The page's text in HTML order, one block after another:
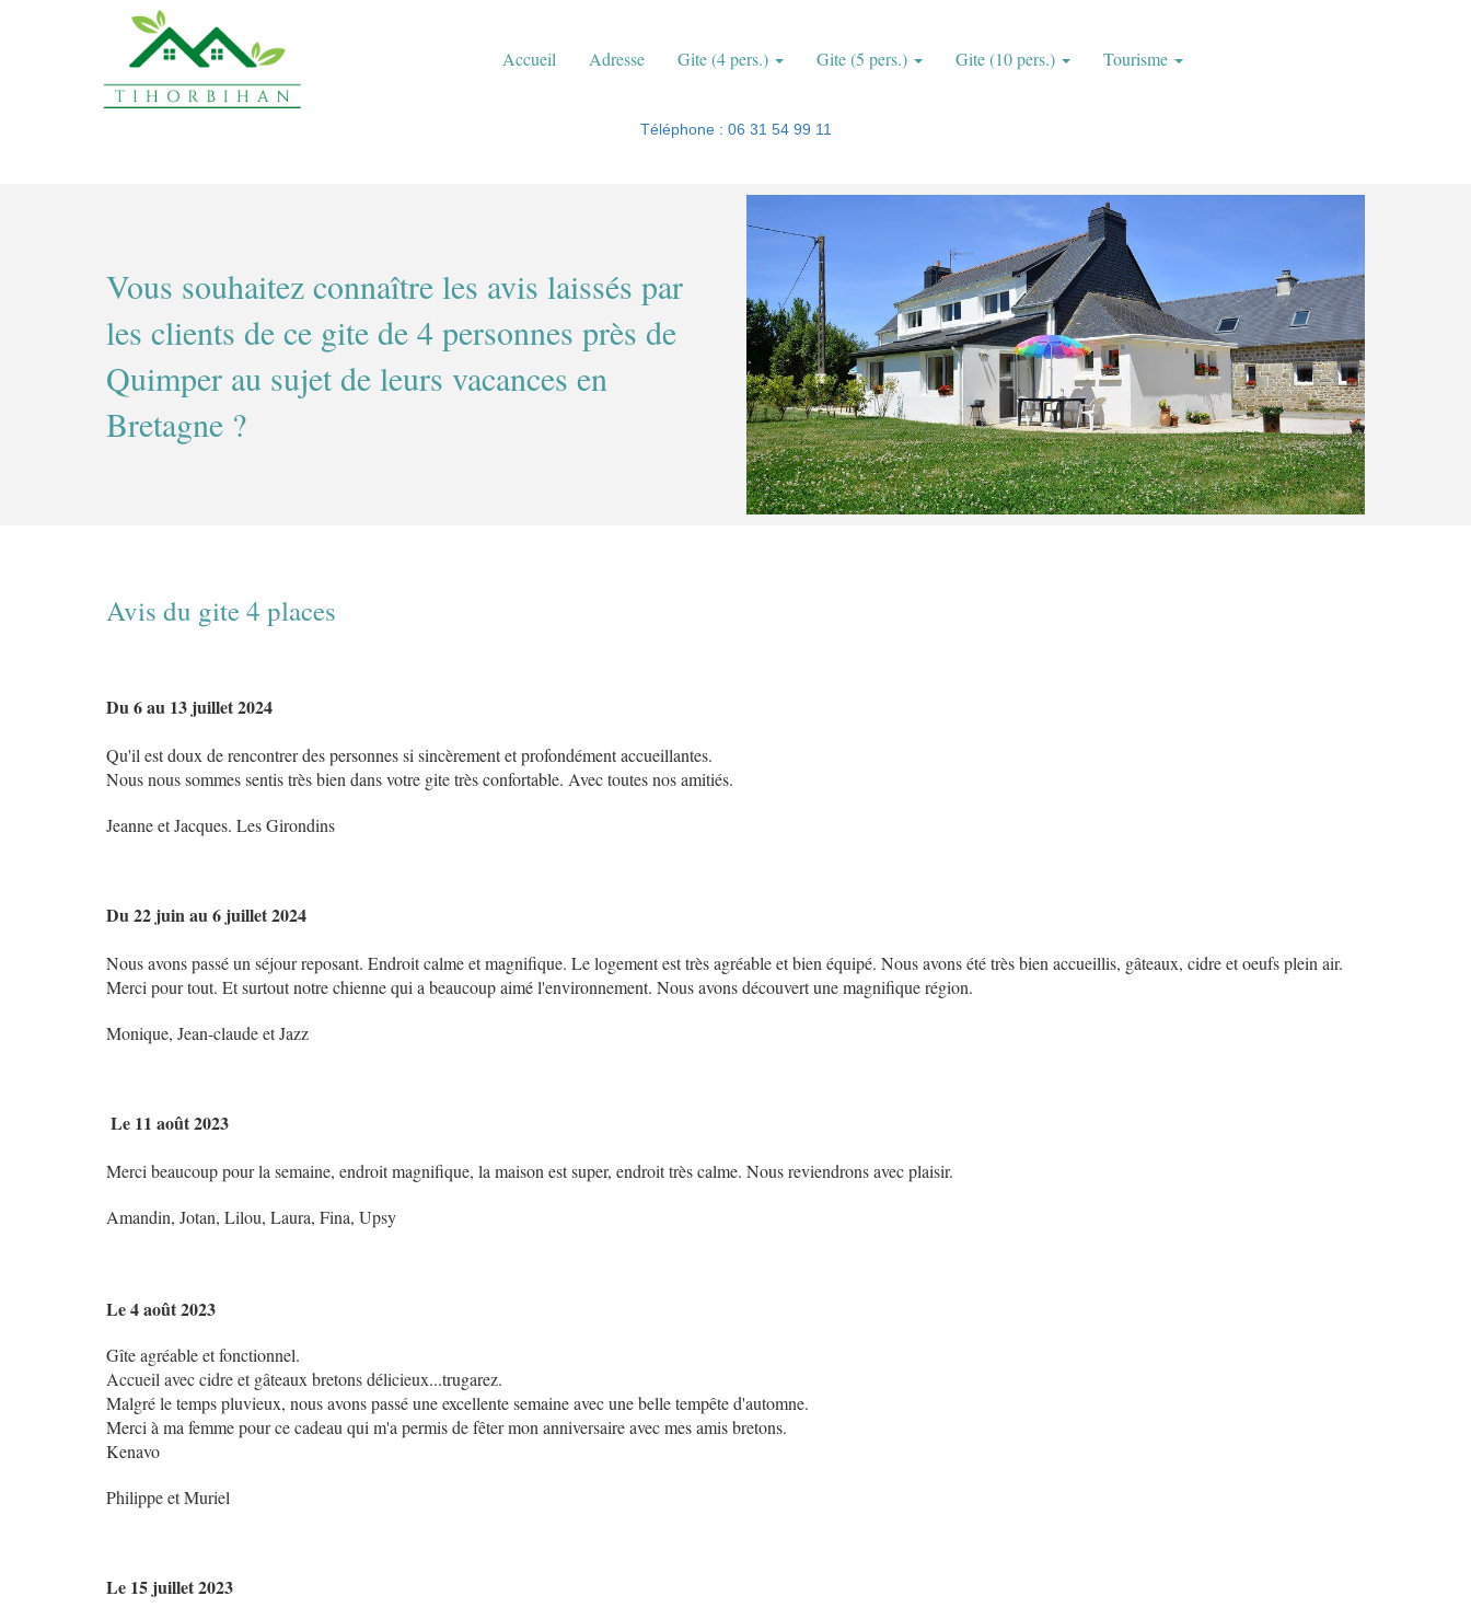
Accueil Adresse Gite (4 pers.) Gite (5 pers.) Gite (10 pers.) Tourisme
Téléphone : 06 31 54 99 11
Vous souhaitez connaître les avis laissés par
les clients de ce gite de 4 personnes près de
Quimper au sujet de leurs vacances en
Bretagne ?
Avis du gite 4 places
Du 6 au 13 juillet 2024
Qu'il est doux de rencontrer des personnes si sincèrement et profondément accueillantes.
Nous nous sommes sentis très bien dans votre gite très confortable. Avec toutes nos amitiés.
Jeanne et Jacques. Les Girondins
Du 22 juin au 6 juillet 2024
Nous avons passé un séjour reposant. Endroit calme et magnifique. Le logement est très agréable et bien équipé. Nous avons été très bien accueillis, gâteaux, cidre et oeufs plein air.
Merci pour tout. Et surtout notre chienne qui a beaucoup aimé l'environnement. Nous avons découvert une magnifique région.
Monique, Jean-claude et Jazz
Le 11 août 2023
Merci beaucoup pour la semaine, endroit magnifique, la maison est super, endroit très calme. Nous reviendrons avec plaisir.
Amandin, Jotan, Lilou, Laura, Fina, Upsy
Le 4 août 2023
Gîte agréable et fonctionnel.
Accueil avec cidre et gâteaux bretons délicieux...trugarez.
Malgré le temps pluvieux, nous avons passé une excellente semaine avec une belle tempête d'automne.
Merci à ma femme pour ce cadeau qui m'a permis de fêter mon anniversaire avec mes amis bretons.
Kenavo
Philippe et Muriel
Le 15 juillet 2023